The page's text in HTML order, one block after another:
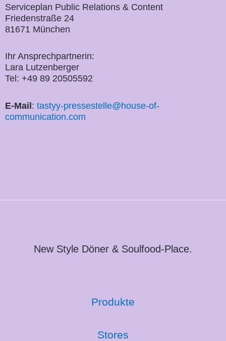
Serviceplan Public Relations & Content
Friedenstraße 24
81671 München
Ihr Ansprechpartnerin:
Lara Lutzenberger
Tel: +49 89 20505592
E-Mail: tastyy-pressestelle@house-of-
communication.com
New Style Döner & Soulfood-Place.
Produkte
Stores